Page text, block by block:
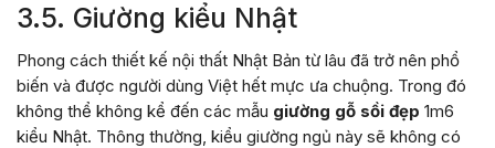
3.5. Giường kiểu Nhật
Phong cách thiết kế nội thất Nhật Bản từ lâu đã trở nên phổ
biến và được người dùng Việt hết mực ưa chuộng. Trong đó
không thể không kể đến các mẫu giường gỗ sồi đẹp 1m6
kiểu Nhật. Thông thường, kiểu giường ngủ này sẽ không có